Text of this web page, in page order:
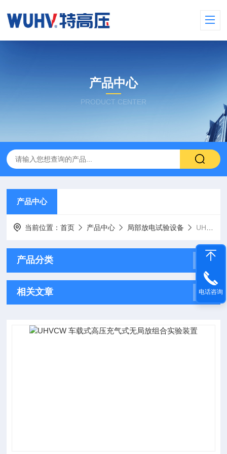
产品中心
PRODUCT CENTER
产品中心
当前位置：首页 产品中心 局部放电试验设备 UHVCW车载式高压
产品分类
相关文章 电话咨询